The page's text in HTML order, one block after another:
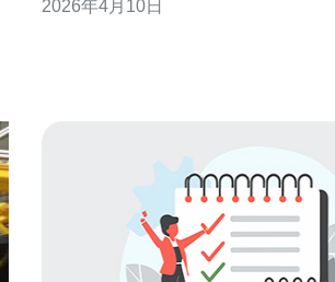
坡出海节点至中国的直连能力，而香
2026年4月10日